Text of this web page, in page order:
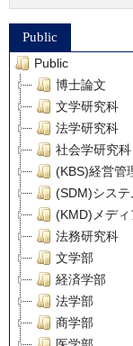
Public
Public
博士論文
文学研究科
法学研究科
社会学研究科
(KBS)経営管
(SDM)シス
(KMD)メデ
法務研究科
文学部
経済学部
法学部
商学部